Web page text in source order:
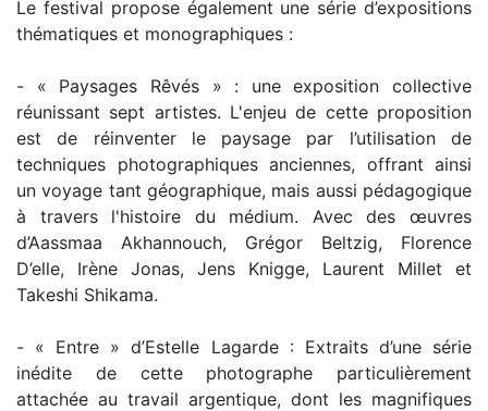
Le festival propose également une série d’expositions
thématiques et monographiques :
- « Paysages Rêvés » : une exposition collective
réunissant sept artistes. L'enjeu de cette proposition
est de réinventer le paysage par l’utilisation de
techniques photographiques anciennes, offrant ainsi
un voyage tant géographique, mais aussi pédagogique
à travers l'histoire du médium. Avec des œuvres
d’Aassmaa Akhannouch, Grégor Beltzig, Florence
D’elle, Irène Jonas, Jens Knigge, Laurent Millet et
Takeshi Shikama.
- « Entre » d’Estelle Lagarde : Extraits d’une série
inédite de cette photographe particulièrement
attachée au travail argentique, dont les magnifiques